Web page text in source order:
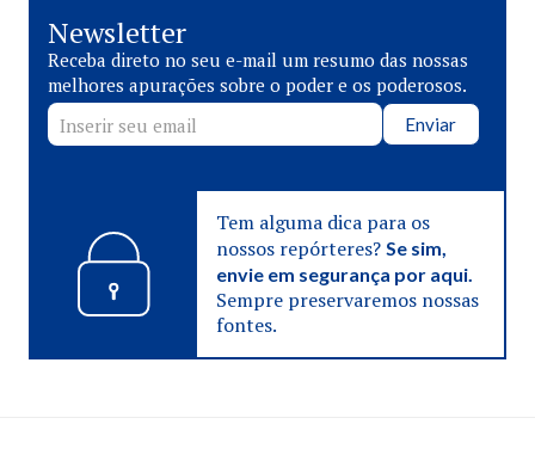
Newsletter
Receba direto no seu e-mail um resumo das nossas
melhores apurações sobre o poder e os poderosos.
Enviar
Tem alguma dica para os
nossos repórteres? Se sim,
envie em segurança por aqui.
Sempre preservaremos nossas
fontes.